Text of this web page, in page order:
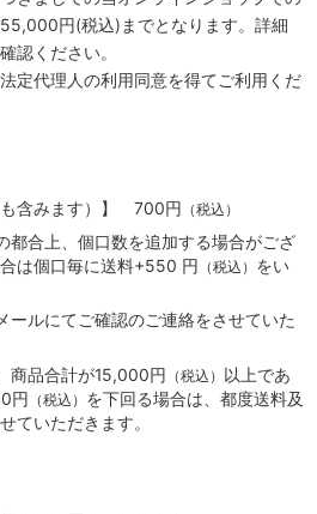
円(税込)までとなります。詳細
認ください。
定代理人の利用同意を得てご利用くだ
も含みます）】 700円 （税込）
都合上、個口数を追加する場合がござ
は個口毎に送料+550 円 （税込） をい
ールにてご確認のご連絡をさせていた
商品合計が15,000円 （税込） 以上であ
円 （税込） を下回る場合は、都度送料及
ていただきます。